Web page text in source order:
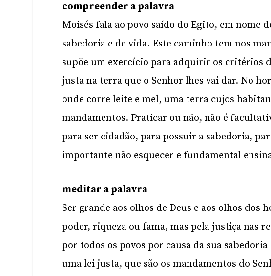
compreender a palavra
Moisés fala ao povo saído do Egito, em nome
sabedoria e de vida. Este caminho tem nos
supõe um exercício para adquirir os critérios
justa na terra que o Senhor lhes vai dar. No
onde corre leite e mel, uma terra cujos
mandamentos. Praticar ou não, não é
para ser cidadão, para possuir a sabedoria,
importante não esquecer e fundamental
meditar a palavra
Ser grande aos olhos de Deus e aos olhos dos
poder, riqueza ou fama, mas pela justiça nas
por todos os povos por causa da sua
uma lei justa, que são os mandamentos do